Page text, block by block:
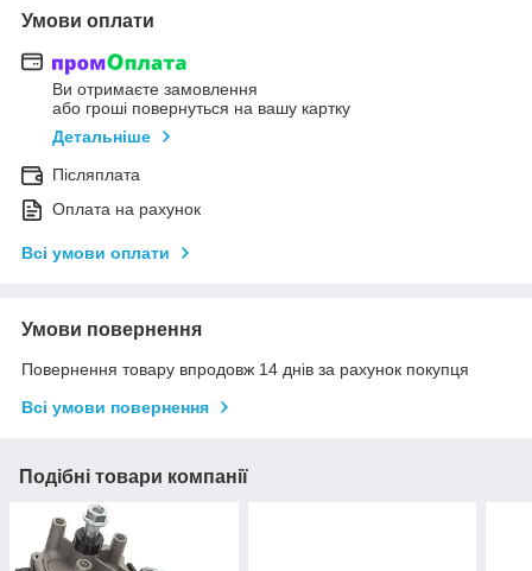
Умови оплати
Ви отримаєте замовлення
або гроші повернуться на вашу картку
Детальніше
Післяплата
Оплата на рахунок
Всі умови оплати
Умови повернення
Повернення товару впродовж 14 днів за рахунок покупця
Всі умови повернення
Подібні товари компанії